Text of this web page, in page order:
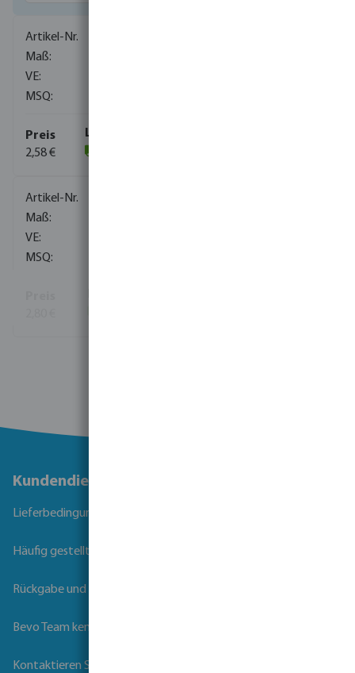
2,58 €
Kundendienst
Lieferbedingungen
Häufig gestellte Fragen
Rückgabe und Garantie
Bevo Team kennenlernen
Kontaktieren Sie uns